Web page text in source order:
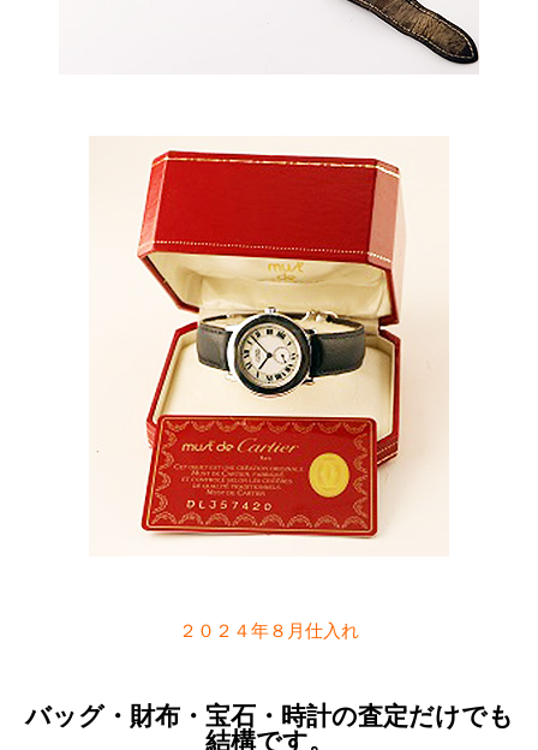
２０２４年８月仕入れ
バッグ・財布・宝石・時計の査定だけでも
結構です。